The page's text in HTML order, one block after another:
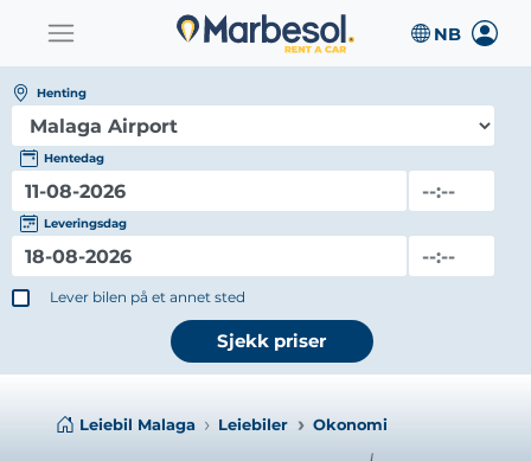
Henting
Hentedag
Leveringsdag
Lever bilen på et annet sted
Sjekk priser
Leiebil Malaga Leiebiler Okonomi